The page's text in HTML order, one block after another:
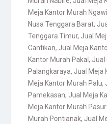
Meja Kantor Murah Ngawi
Nusa Tenggara Barat,
Tenggara Timur, Jual
Cantikan, Jual Meja
Kantor Murah Pakal , Jual
Palangkaraya, Jual Meja
Meja Kantor Murah Palu,
Pamekasan, Jual Meja
Meja Kantor Murah
Murah Pontianak, Jual